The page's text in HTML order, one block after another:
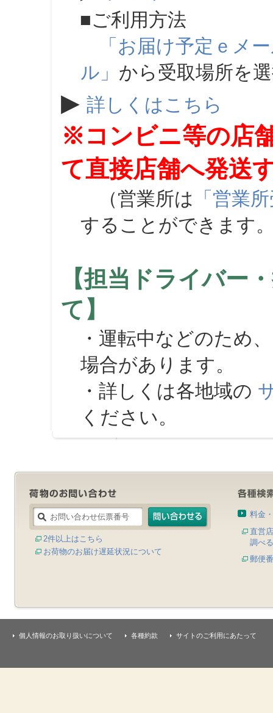
■ご利用方法
「お届け予定ｅメ
ル」 から受取場所を
▶ 詳しくはこちら
※コンビニ等の店
て直接店舗へ発送
（営業所は 「営業
することができます
【担当ドライバー
て】
・運転中などのため
場合があります。
・詳しくは各地域の
ください。
2件以上はこちら
お荷物のお届け遅延状況について
料金
直営
調べる
郵便
個人情報のお取り扱いについて 各種約款 サイトのご利用にあたって